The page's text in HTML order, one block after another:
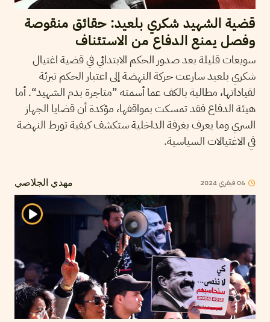
قضية الشهيد شكري بلعيد: حقائق منقوصة
وفصل يمنع الدفاع من الاستئناف
سويعات قليلة بعد صدور الحكم الابتدائي في قضية اغتيال
شكري بلعيد سارعت حركة النهضة إلى اعتبار الحكم تبرئة
لقياداتها، مطالبة بالكف عما أسمته ”متاجرة بدم الشهيد“. أما
هيئة الدفاع فقد تمسكت بمواقفها، مؤكدة أن قضايا الجهاز
السري وما يعرف بغرفة الداخلية ستكشف كيفية تورط النهضة
في الاغتيالات السياسية.
مهدي الجلاصي 06فيفري2024